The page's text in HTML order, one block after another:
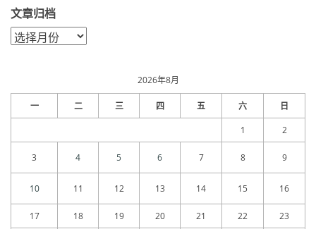
文章归档
文
章
2026年8月
一 二 三 四 五 六 日
1 2
3 4 5 6 7 8 9
10 11 12 13 14 15 16
17 18 19 20 21 22
23